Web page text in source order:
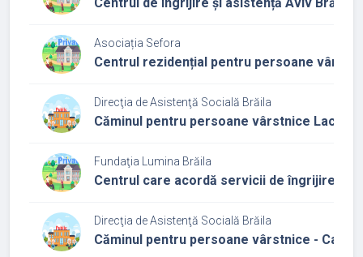
Asociația Sefora
Centrul rezidențial pentru persoane
Direcţia de Asistenţă Socială Brăila
Căminul pentru persoane vârstnice Lacu
Fundaţia Lumina Brăila
Centrul care acordă servicii de îngrijire și
Direcţia de Asistenţă Socială Brăila
Căminul pentru persoane vârstnice -